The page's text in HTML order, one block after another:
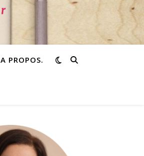
A PROPOS.